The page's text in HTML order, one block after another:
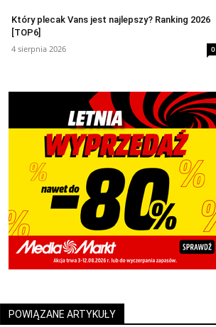
Który plecak Vans jest najlepszy? Ranking 2026
[TOP6]
4 sierpnia 2026
0
POWIĄZANE ARTYKUŁY